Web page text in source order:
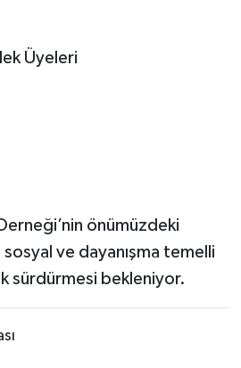
Üyeleri
önümüzdeki
ve dayanışma temelli
sürdürmesi bekleniyor.